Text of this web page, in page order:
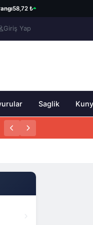
₺ %0,22
Giriş Yap
Saglik